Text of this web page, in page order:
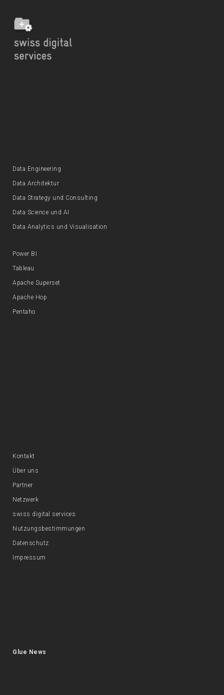
Data Engineering
Data Architektur
Data Strategy und Consulting
Data Science und AI
Data Analytics und Visualisation
Power BI
Tableau
Apache Superset
Apache Hop
Pentaho
Kontakt
Über uns
Partner
Netzwerk
swiss digital services
Nutzungsbestimmungen
Datenschutz
Impressum
Glue News